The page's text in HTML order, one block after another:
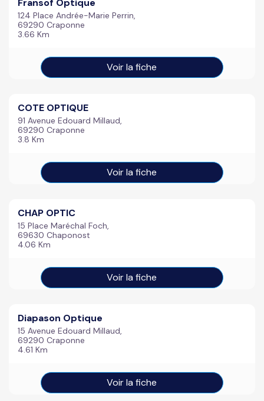
Fransof Optique
124 Place Andrée-Marie Perrin,
69290 Craponne
3.66 Km
Voir la fiche
COTE OPTIQUE
91 Avenue Edouard Millaud,
69290 Craponne
3.8 Km
Voir la fiche
CHAP OPTIC
15 Place Maréchal Foch,
69630 Chaponost
4.06 Km
Voir la fiche
Diapason Optique
15 Avenue Edouard Millaud,
69290 Craponne
4.61 Km
Voir la fiche